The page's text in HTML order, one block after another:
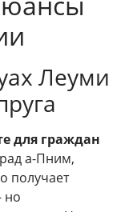
Леуми
для граждан
а-Пним,
получает
но